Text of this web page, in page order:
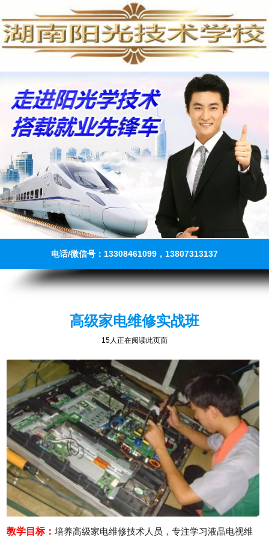
电话/微信号：13308461099，13807313137
高级家电维修实战班
15人正在阅读此页面
教学目标：培养高级家电维修技术人员，专注学习液晶电视维